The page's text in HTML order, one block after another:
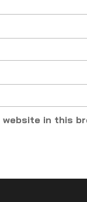
website in this